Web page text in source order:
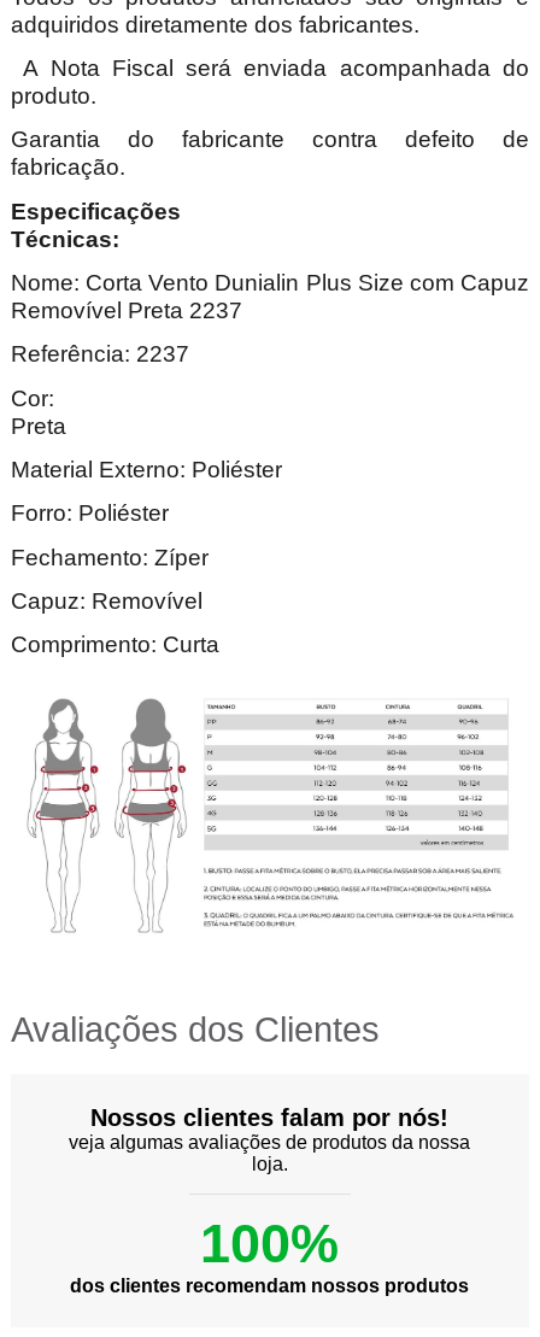
adquiridos diretamente dos fabricantes.
A Nota Fiscal será enviada acompanhada do
produto.
Garantia do fabricante contra defeito de
fabricação.
Especificações
Nome: Corta Vento Dunialin Plus Size com Capuz
Removível Preta 2237
Referência: 2237
Cor:
Material Externo: Poliéster
Forro: Poliéster
Fechamento: Zíper
Capuz: Removível
Comprimento: Curta
Avaliações dos Clientes
Nossos clientes falam por nós!
veja algumas avaliações de produtos da nossa
loja.
100%
dos clientes recomendam nossos produtos